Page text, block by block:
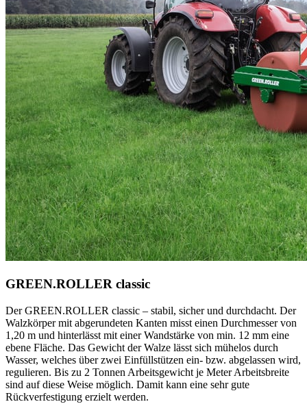
GREEN.ROLLER classic
DerGREEN.ROLLER classic – stabil, sicher und durchdacht. Der
Walzkörper mit abgerundeten Kanten misst einen Durchmesser von
1,20 m und hinterlässt mit einer Wandstärke von min. 12 mm eine
ebene Fläche. Das Gewicht der Walze lässt sich mühelos durch
Wasser, welches über zwei Einfüllstützen ein- bzw. abgelassen wird,
regulieren. Bis zu 2 Tonnen Arbeitsgewicht je Meter Arbeitsbreite
sind auf diese Weise möglich. Damit kann eine sehr gute
Rückverfestigung erzielt werden.